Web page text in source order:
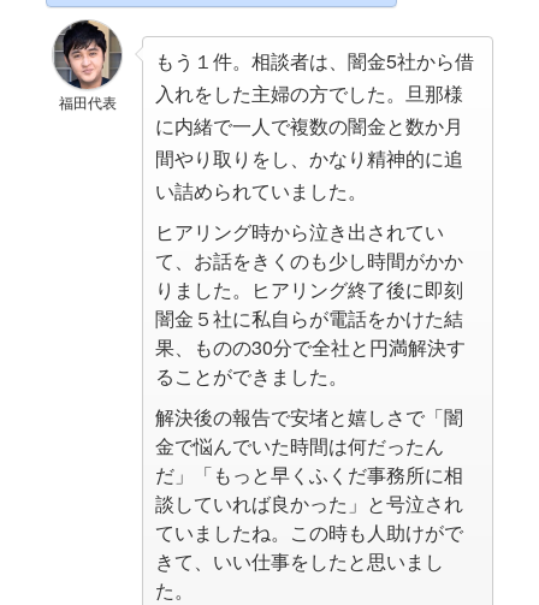
福田代表
もう１件。相談者は、闇金5社から借
入れをした主婦の方でした。旦那様
に内緒で一人で複数の闇金と数か月
間やり取りをし、かなり精神的に追
い詰められていました。
ヒアリング時から泣き出されてい
て、お話をきくのも少し時間がかか
りました。ヒアリング終了後に即刻
闇金５社に私自らが電話をかけた結
果、ものの30分で全社と円満解決す
ることができました。
解決後の報告で安堵と嬉しさで「闇
金で悩んでいた時間は何だったん
だ」「もっと早くふくだ事務所に相
談していれば良かった」と号泣され
ていましたね。この時も人助けがで
きて、いい仕事をしたと思いまし
た。